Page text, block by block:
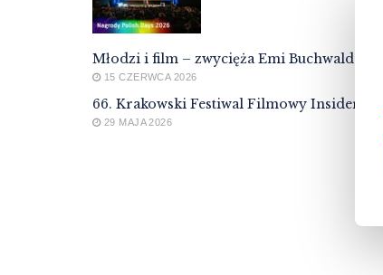
Młodzi i film – zwycięża Emi Buchwald
15 CZERWCA 2026
66. Krakowski Festiwal Filmowy Insider
29 MAJA 2026